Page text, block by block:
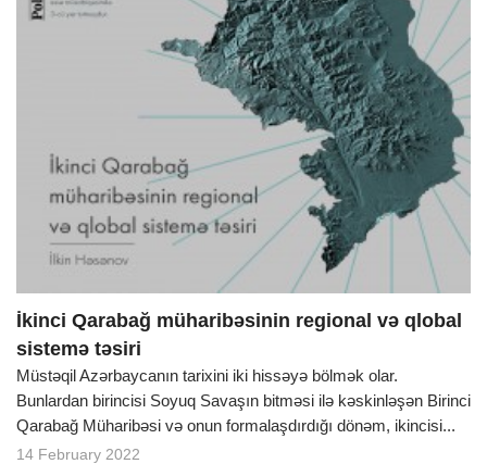
İkinci Qarabağ müharibəsinin regional və qlobal
sistemə təsiri
Müstəqil Azərbaycanın tarixini iki hissəyə bölmək olar.
Bunlardan birincisi Soyuq Savaşın bitməsi ilə kəskinləşən Birinci
Qarabağ Müharibəsi və onun formalaşdırdığı dönəm, ikincisi...
14 February 2022